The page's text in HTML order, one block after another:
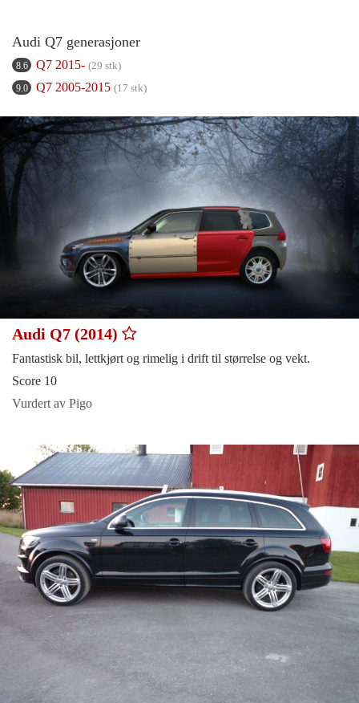
Audi Q7 generasjoner
8.6 Q7 2015- (29 stk)
9.0 Q7 2005-2015 (17 stk)
Audi Q7 (2014)
Fantastisk bil, lettkjørt og rimelig i drift til størrelse og vekt.
Score 10
Vurdert av Pigo